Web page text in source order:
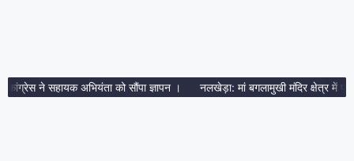
ने सहायक अभियंता को सौंपा ज्ञापन । नलखेड़ा: मां बगलामुखी मंदिर क्षेत्र में प्रशासन